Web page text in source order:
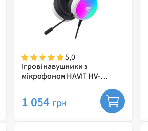
5,0
Ігрові навушники з
мікрофоном HAVIT HV-
1 054 грн